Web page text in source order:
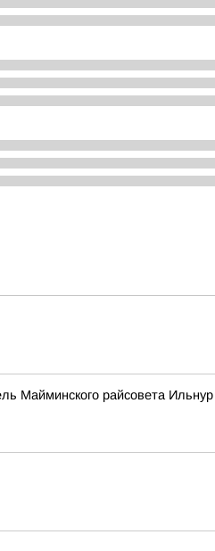
Майминского райсовета